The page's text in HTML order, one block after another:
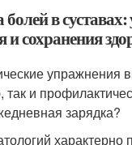
в
и сохранения
упражнения
так и
зарядка?
характерно